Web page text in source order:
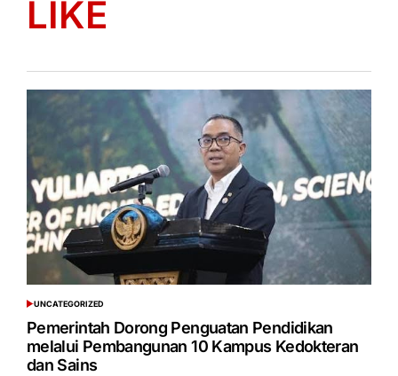
LIKE
POSTED
IN
UNCATEGORIZED
Pemerintah Dorong Penguatan Pendidikan
melalui Pembangunan 10 Kampus Kedokteran
dan Sains